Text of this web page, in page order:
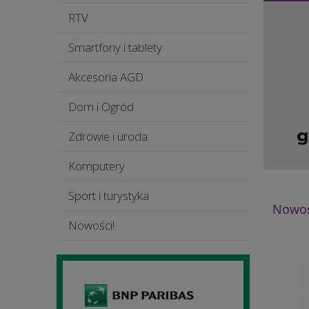
RTV
Smartfony i tablety
Akcesoria AGD
Dom i Ogród
Zdrowie i uroda
Komputery
Sport i turystyka
Nowości!